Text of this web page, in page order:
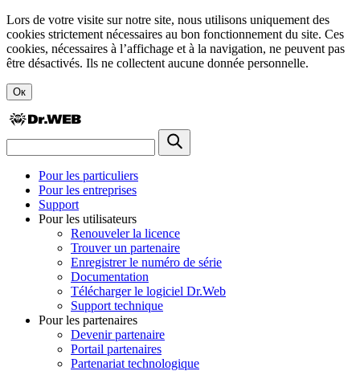
Lors de votre visite sur notre site, nous utilisons uniquement des
cookies strictement nécessaires au bon fonctionnement du site. Ces
cookies, nécessaires à l’affichage et à la navigation, ne peuvent pas
être désactivés. Ils ne collectent aucune donnée personnelle.
Ок
Pour les particuliers
Pour les entreprises
Support
Pour les utilisateurs
Renouveler la licence
Trouver un partenaire
Enregistrer le numéro de série
Documentation
Télécharger le logiciel Dr.Web
Support technique
Pour les partenaires
Devenir partenaire
Portail partenaires
Partenariat technologique